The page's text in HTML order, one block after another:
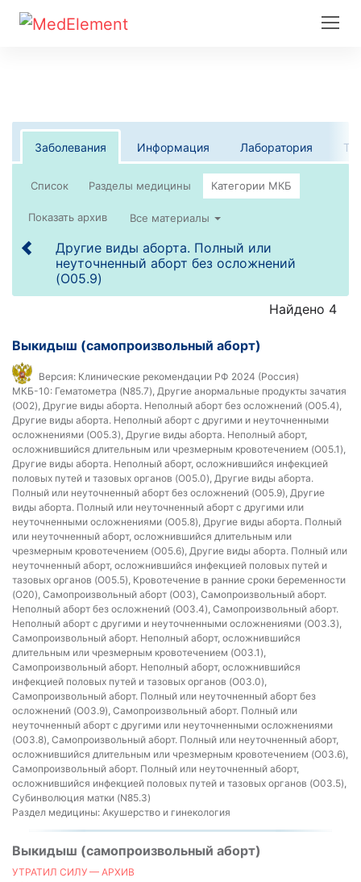
Заболевания Информация Лаборатория
Список
Все материалы
Другие виды аборта. Полный или
неуточненный аборт без осложнений
(O05.9)
Найдено 4
Выкидыш (самопроизвольный аборт)
Версия: Клинические рекомендации РФ 2024 (Россия)
МКБ-10: Гематометра (N85.7), Другие анормальные продукты зачатия
(O02), Другие виды аборта. Неполный аборт без осложнений (O05.4),
Другие виды аборта. Неполный аборт с другими и неуточненными
осложнениями (O05.3), Другие виды аборта. Неполный аборт,
осложнившийся длительным или чрезмерным кровотечением (O05.1),
Другие виды аборта. Неполный аборт, осложнившийся инфекцией
половых путей и тазовых органов (O05.0), Другие виды аборта.
Полный или неуточненный аборт без осложнений (O05.9), Другие
виды аборта. Полный или неуточненный аборт с другими или
неуточненными осложнениями (O05.8), Другие виды аборта. Полный
или неуточненный аборт, осложнившийся длительным или
чрезмерным кровотечением (O05.6), Другие виды аборта. Полный или
неуточненный аборт, осложнившийся инфекцией половых путей и
тазовых органов (O05.5), Кровотечение в ранние сроки беременности
(O20), Самопроизвольный аборт (O03), Самопроизвольный аборт.
Неполный аборт без осложнений (O03.4), Самопроизвольный аборт.
Неполный аборт с другими и неуточненными осложнениями (O03.3),
Самопроизвольный аборт. Неполный аборт, осложнившийся
длительным или чрезмерным кровотечением (O03.1),
Самопроизвольный аборт. Неполный аборт, осложнившийся
инфекцией половых путей и тазовых органов (O03.0),
Самопроизвольный аборт. Полный или неуточненный аборт без
осложнений (O03.9), Самопроизвольный аборт. Полный или
неуточненный аборт с другими или неуточненными осложнениями
(O03.8), Самопроизвольный аборт. Полный или неуточненный аборт,
осложнившийся длительным или чрезмерным кровотечением (O03.6),
Самопроизвольный аборт. Полный или неуточненный аборт,
осложнившийся инфекцией половых путей и тазовых органов (O03.5),
Субинволюция матки (N85.3)
Раздел медицины: Акушерство и гинекология
Выкидыш (самопроизвольный аборт)
УТРАТИЛ СИЛУ — АРХИВ